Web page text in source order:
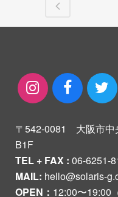
〒542-0081 大阪市中
B1F
TEL + FAX : 06-6251-
MAIL: hello@solaris-
OPEN： 12:00〜19:00